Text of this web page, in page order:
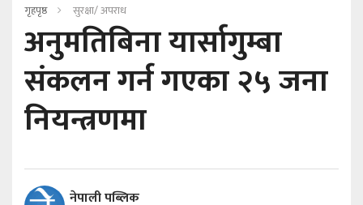
गृहपृष्ठ सुरक्षा/ अपराध
अनुमतिबिना यार्सागुम्बा
संकलन गर्न गएका २५ जना
नियन्त्रणमा
नेपाली पब्लिक